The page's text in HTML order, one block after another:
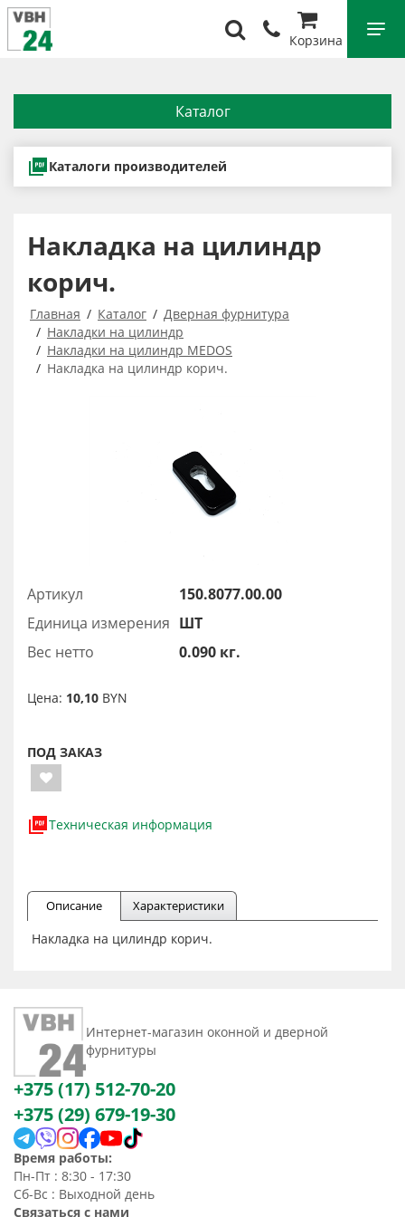
Корзина
Каталог
Каталоги производителей
Накладка на цилиндр
корич.
Главная Каталог
Дверная фурнитура
Накладки на цилиндр
Накладки на цилиндр MEDOS
Накладка на цилиндр корич.
Артикул
150.8077.00.00
Единица измерения ШТ
Вес нетто
0.090 кг.
Цена: 10,10 BYN
ПОД ЗАКАЗ
Техническая информация
Описание Характеристики
Накладка на цилиндр корич.
Интернет-магазин оконной и дверной
фурнитуры
+375 (17) 512-70-20
+375 (29) 679-19-30
Время работы:
Пн-Пт : 8:30 - 17:30
Сб-Вс : Выходной день
Связаться с нами